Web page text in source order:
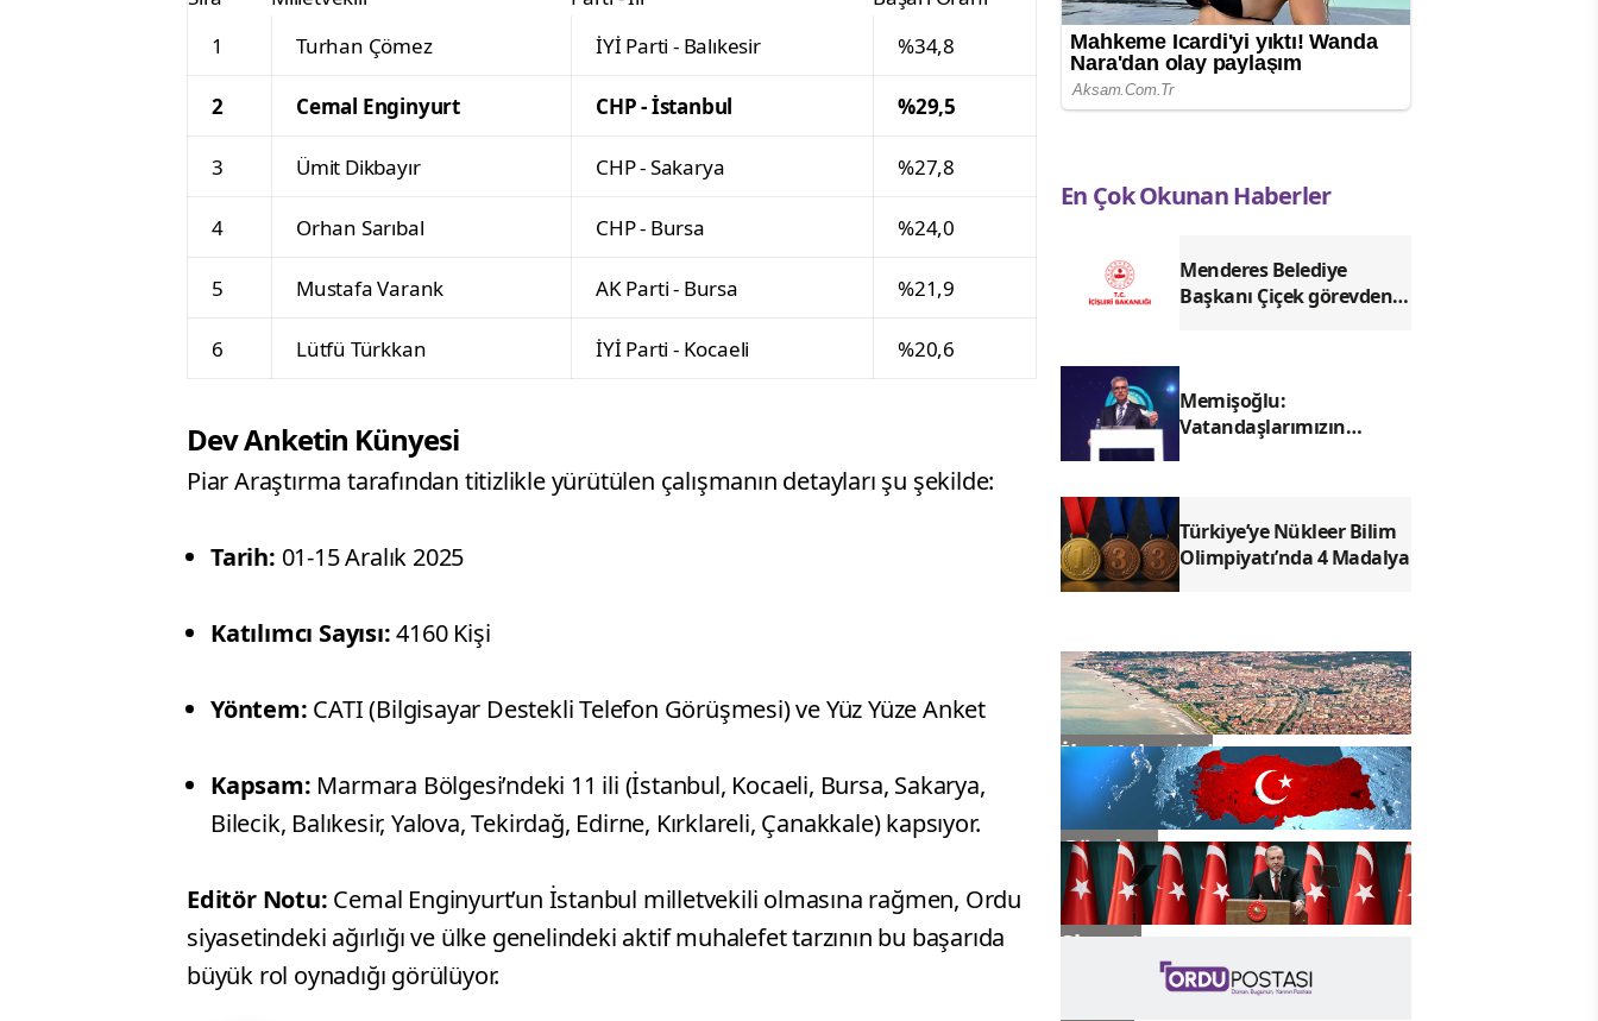
1
Turhan Çömez İYİ Parti - Balıkesir %34,8
2 Cemal Enginyurt CHP - İstanbul %29,5
3 Ümit Dikbayır CHP - Sakarya %27,8
4 Orhan Sarıbal CHP - Bursa %24,0
5 Mustafa Varank AK Parti - Bursa %21,9
6 Lütfü Türkkan İYİ Parti - Kocaeli %20,6
Dev Anketin Künyesi
Piar Araştırma tarafından titizlikle yürütülen çalışmanın detayları şu şekilde:
Tarih: 01-15 Aralık 2025
Katılımcı Sayısı:4160 Kişi
Yöntem: CATI (Bilgisayar Destekli Telefon Görüşmesi) ve Yüz Yüze Anket
Kapsam: Marmara Bölgesi’ndeki 11 ili (İstanbul, Kocaeli, Bursa, Sakarya,
Bilecik, Balıkesir, Yalova, Tekirdağ, Edirne, Kırklareli, Çanakkale) kapsıyor.
Editör Notu: Cemal Enginyurt’un İstanbul milletvekili olmasına rağmen, Ordu
siyasetindeki ağırlığı ve ülke genelindeki aktif muhalefet tarzının bu başarıda
büyük rol oynadığı görülüyor.
En Çok Okunan Haberler
Menderes Belediye
Başkanı Çiçek görevden
Memişoğlu:
Vatandaşlarımızın
Türkiye’ye Nükleer Bilim
Olimpiyatı’nda 4 Madalya
İlçe Haberleri
Gündem
Siyaset